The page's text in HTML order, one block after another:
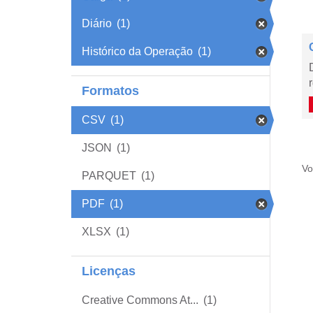
Diário (1)
Histórico da Operação (1)
Formatos
CSV (1)
JSON (1)
PARQUET (1)
PDF (1)
XLSX (1)
Licenças
Creative Commons At... (1)